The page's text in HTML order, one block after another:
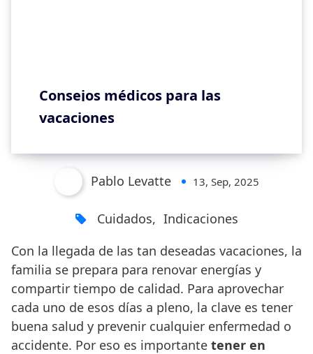
Consejos médicos para las
vacaciones
Pablo Levatte 13, Sep, 2025
Cuidados, Indicaciones
Con la llegada de las tan deseadas vacaciones, la
familia se prepara para renovar energías y
compartir tiempo de calidad. Para aprovechar
cada uno de esos días a pleno, la clave es tener
buena salud y prevenir cualquier enfermedad o
accidente. Por eso es importante tener en